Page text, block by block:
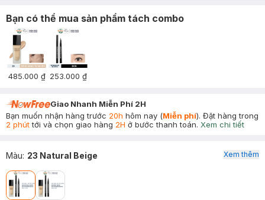
Bạn có thể mua sản phẩm tách combo
485.000 ₫ 253.000 ₫
Giao Nhanh Miễn Phí 2H
Bạn muốn nhận hàng trước 20h hôm nay (Miễn phí). Đặt hàng trong
2 phúttới và chọn giao hàng 2H ở bước thanh toán. Xem chi tiết
Màu: 23 Natural Beige Xem thêm